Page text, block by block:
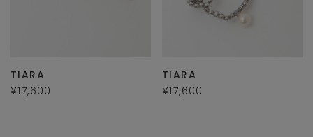
TIARA
¥17,600
TIARA
¥17,600